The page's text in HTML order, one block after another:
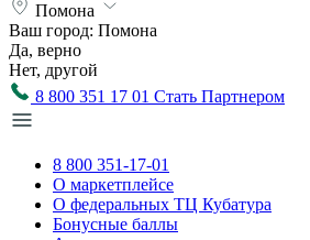
Помона
Ваш город: Помона
Да, верно
Нет, другой
8 800 351 17 01 Стать Партнером
8 800 351-17-01
О маркетплейсе
О федеральных ТЦ Кубатура
Бонусные баллы